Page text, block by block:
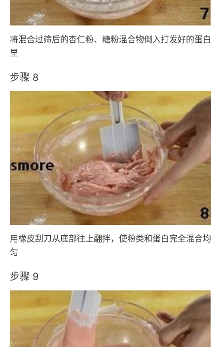
将混合过筛后的杏仁粉、糖粉混合物倒入打发好的蛋白
里
步骤 8
用橡皮刮刀从底部往上翻拌，使粉类和蛋白完全混合均
匀
步骤 9